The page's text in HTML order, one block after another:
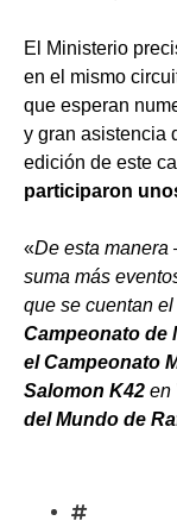
El Ministerio
en el mismo
que esperan
y gran asistencia
edición de este
participaron
«De esta manera
suma más
que se cuentan el
Campeonato de
el Campeonato
Salomon K42 en
del Mundo de